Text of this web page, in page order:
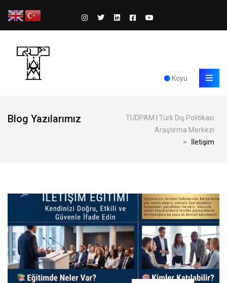
Koyu
Blog Yazılarımız
TUDPAM | Türk Dış Politikası
Araştırma Merkezi
>
İletişim